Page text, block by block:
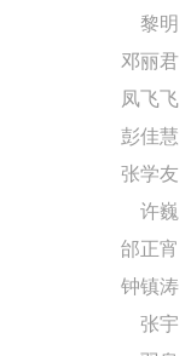
黎明
邓丽君
凤飞飞
彭佳慧
张学友
许巍
邰正宵
钟镇涛
张宇